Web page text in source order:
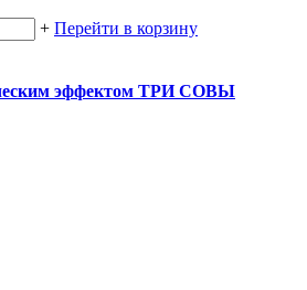
+ Перейти в корзину
эффектом ТРИ СОВЫ